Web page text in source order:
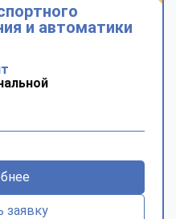
и автоматики
заявку